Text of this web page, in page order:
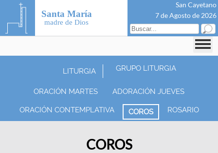
Santa María
madre de Dios
San Cayetano
7 de Agosto de 2026
LITURGIA GRUPO LITURGIA
ORACIÓN MARTES ADORACIÓN JUEVES
ORACIÓN CONTEMPLATIVA COROS ROSARIO
COROS